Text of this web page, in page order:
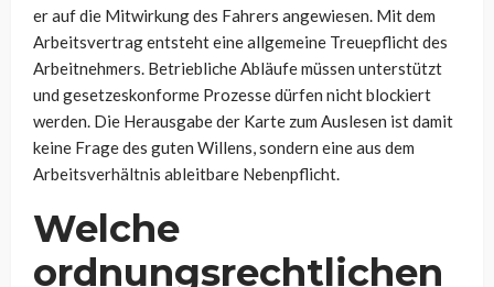
er auf die Mitwirkung des Fahrers angewiesen. Mit dem
Arbeitsvertrag entsteht eine allgemeine Treuepflicht des
Arbeitnehmers. Betriebliche Abläufe müssen unterstützt
und gesetzeskonforme Prozesse dürfen nicht blockiert
werden. Die Herausgabe der Karte zum Auslesen ist damit
keine Frage des guten Willens, sondern eine aus dem
Arbeitsverhältnis ableitbare Nebenpflicht.
Welche
ordnungsrechtlichen